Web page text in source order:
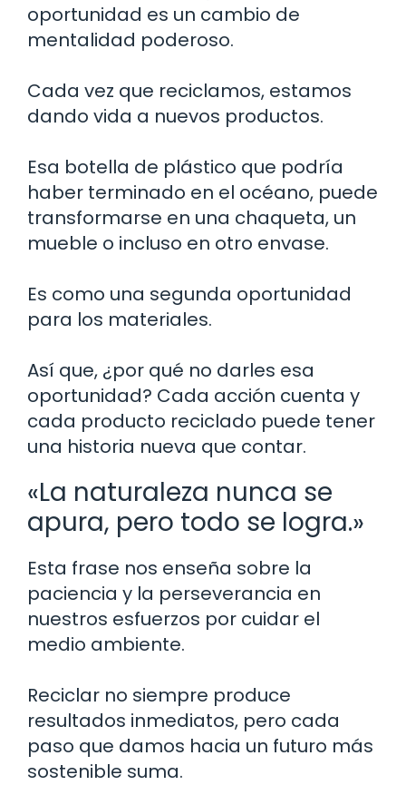
oportunidad es un cambio de
mentalidad poderoso.
Cada vez que reciclamos, estamos
dando vida a nuevos productos.
Esa botella de plástico que podría
haber terminado en el océano, puede
transformarse en una chaqueta, un
mueble o incluso en otro envase.
Es como una segunda oportunidad
para los materiales.
Así que, ¿por qué no darles esa
oportunidad? Cada acción cuenta y
cada producto reciclado puede tener
una historia nueva que contar.
«La naturaleza nunca se
apura, pero todo se logra.»
Esta frase nos enseña sobre la
paciencia y la perseverancia en
nuestros esfuerzos por cuidar el
medio ambiente.
Reciclar no siempre produce
resultados inmediatos, pero cada
paso que damos hacia un futuro más
sostenible suma.